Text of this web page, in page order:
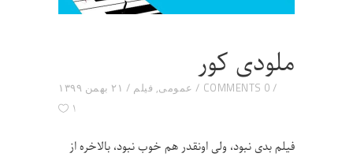
ملودی کور
۲۱ بهمن ۱۳۹۹ عمومی, فیلم 0 COMMENTS
۱
فیلم بدی نبود، ولی اونقدر هم خوب نبود، بالاخره از